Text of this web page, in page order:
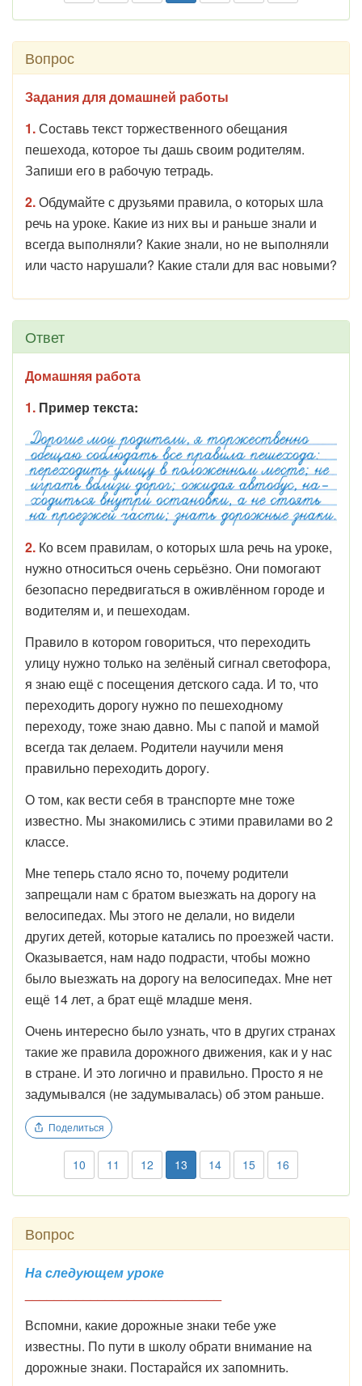
Вопрос
Задания для домашней работы
1.Составь текст торжественного обещания
пешехода, которое ты дашь своим родителям.
Запиши его в рабочую тетрадь.
2.Обдумайте с друзьями правила, о которых шла
речь на уроке. Какие из них вы и раньше знали и
всегда выполняли? Какие знали, но не выполняли
или часто нарушали? Какие стали для вас новыми?
Ответ
Домашняя работа
1. Пример текста:
2. Ко всем правилам, о которых шла речь на уроке,
нужно относиться очень серьёзно. Они помогают
безопасно передвигаться в оживлённом городе и
водителям и, и пешеходам.
Правило в котором говориться, что переходить
улицу нужно только на зелёный сигнал светофора,
я знаю ещё с посещения детского сада. И то, что
переходить дорогу нужно по пешеходному
переходу, тоже знаю давно. Мы с папой и мамой
всегда так делаем. Родители научили меня
правильно переходить дорогу.
О том, как вести себя в транспорте мне тоже
известно. Мы знакомились с этими правилами во 2
классе.
Мне теперь стало ясно то, почему родители
запрещали нам с братом выезжать на дорогу на
велосипедах. Мы этого не делали, но видели
других детей, которые катались по проезжей части.
Оказывается, нам надо подрасти, чтобы можно
было выезжать на дорогу на велосипедах. Мне нет
ещё 14 лет, а брат ещё младше меня.
Очень интересно было узнать, что в других странах
такие же правила дорожного движения, как и у нас
в стране. И это логично и правильно. Просто я не
задумывался (не задумывалась) об этом раньше.
Поделиться
10 11 12 13 14 15 16
Вопрос
На следующем уроке
Вспомни, какие дорожные знаки тебе уже
известны. По пути в школу обрати внимание на
дорожные знаки. Постарайся их запомнить.